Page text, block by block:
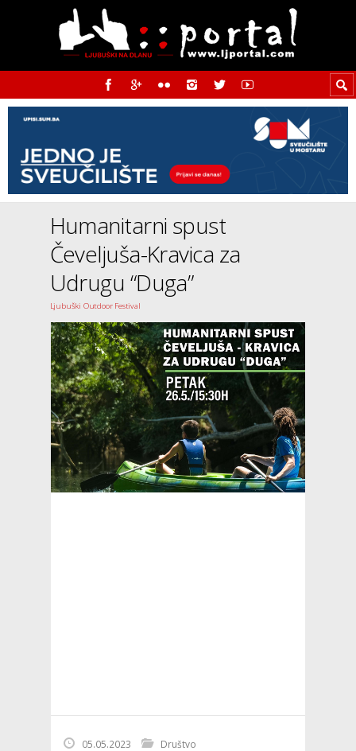
Humanitarni spust
Čeveljuša-Kravica za
Udrugu “Duga”
Ljubuški Outdoor Festival
05.05.2023 Društvo